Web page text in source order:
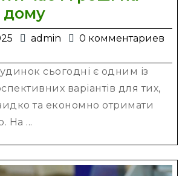
домуМодульне
будівництво:
зекономити
час
і
зведенні
14
2025
admin admin
0 комментариев
сьогодні є одним із
варіантів для тих,
та економно отримати
На ...